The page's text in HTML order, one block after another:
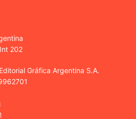
202
Gráfica Argentina S.A.